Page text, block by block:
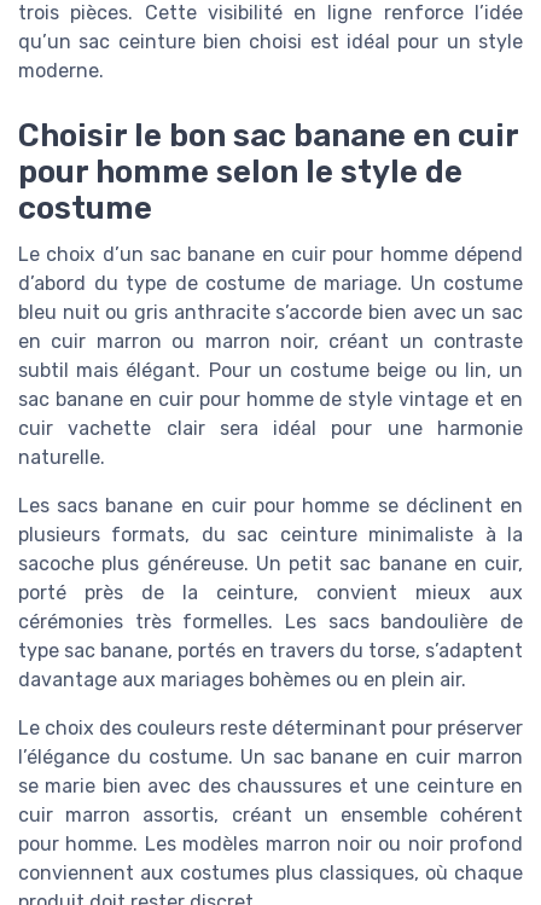
trois pièces. Cette visibilité en ligne renforce l’idée
qu’un sac ceinture bien choisi est idéal pour un style
moderne.
Choisir le bon sac banane en cuir
pour homme selon le style de
costume
Le choix d’un sac banane en cuir pour homme dépend
d’abord du type de costume de mariage. Un costume
bleu nuit ou gris anthracite s’accorde bien avec un sac
en cuir marron ou marron noir, créant un contraste
subtil mais élégant. Pour un costume beige ou lin, un
sac banane en cuir pour homme de style vintage et en
cuir vachette clair sera idéal pour une harmonie
naturelle.
Les sacs banane en cuir pour homme se déclinent en
plusieurs formats, du sac ceinture minimaliste à la
sacoche plus généreuse. Un petit sac banane en cuir,
porté près de la ceinture, convient mieux aux
cérémonies très formelles. Les sacs bandoulière de
type sac banane, portés en travers du torse, s’adaptent
davantage aux mariages bohèmes ou en plein air.
Le choix des couleurs reste déterminant pour préserver
l’élégance du costume. Un sac banane en cuir marron
se marie bien avec des chaussures et une ceinture en
cuir marron assortis, créant un ensemble cohérent
pour homme. Les modèles marron noir ou noir profond
conviennent aux costumes plus classiques, où chaque